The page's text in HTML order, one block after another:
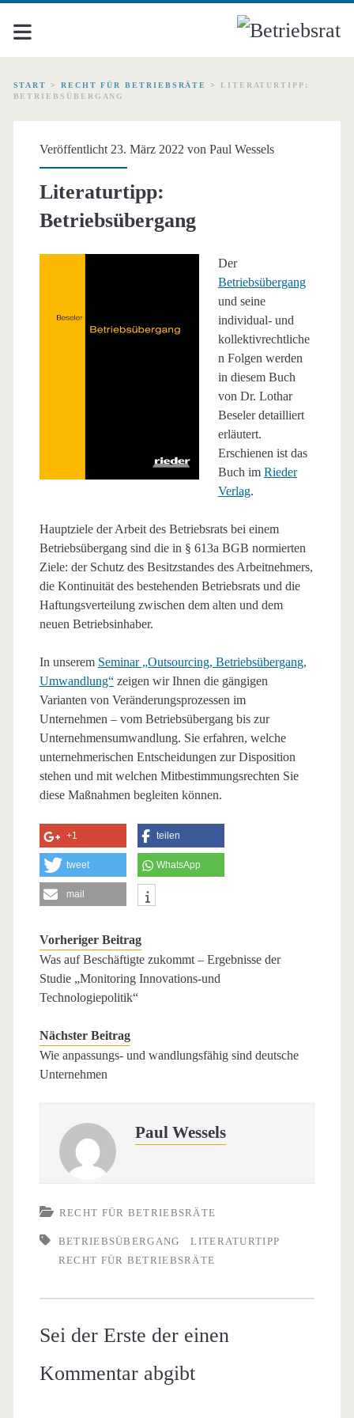
START > RECHT FÜR BETRIEBSRÄTE > LITERATURTIPP:
BETRIEBSÜBERGANG
Veröffentlicht 23. März 2022 von Paul Wessels
Literaturtipp:
Betriebsübergang
Der
Betriebsübergang
und seine
individual- und
kollektivrechtliche
n Folgen werden
in diesem Buch
von Dr. Lothar
Beseler detailliert
erläutert.
Erschienen ist das
Buch im Rieder
Verlag.
Hauptziele der Arbeit des Betriebsrats bei einem
Betriebsübergang sind die in § 613a BGB normierten
Ziele: der Schutz des Besitzstandes des Arbeitnehmers,
die Kontinuität des bestehenden Betriebsrats und die
Haftungsverteilung zwischen dem alten und dem
neuen Betriebsinhaber.
In unserem Seminar „Outsourcing, Betriebsübergang,
Umwandlung“zeigen wir Ihnen die gängigen
Varianten von Veränderungsprozessen im
Unternehmen – vom Betriebsübergang bis zur
Unternehmensumwandlung. Sie erfahren, welche
unternehmerischen Entscheidungen zur Disposition
stehen und mit welchen Mitbestimmungsrechten Sie
diese Maßnahmen begleiten können.
+1 teilen
tweet WhatsApp
mail
Vorheriger Beitrag
Was auf Beschäftigte zukommt – Ergebnisse der
Studie „Monitoring Innovations-und
Technologiepolitik“
Nächster Beitrag
Wie anpassungs- und wandlungsfähig sind deutsche
Unternehmen
Paul Wessels
RECHT FÜR BETRIEBSRÄTE
BETRIEBSÜBERGANG
LITERATURTIPP
RECHT FÜR BETRIEBSRÄTE
Sei der Erste der einen
Kommentar abgibt